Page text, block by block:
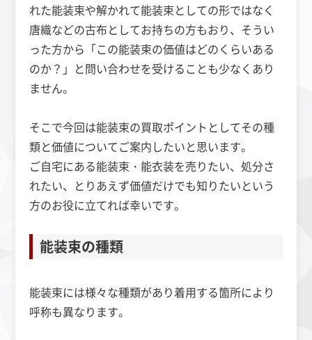
れた能装束や解かれて能装束としての形ではなく
唐織などの古布としてお持ちの方もおり、そうい
った方から「この能装束の価値はどのくらいある
のか？」と問い合わせを受けることも少なくあり
ません。
そこで今回は能装束の買取ポイントとしてその種
類と価値についてご案内したいと思います。
ご自宅にある能装束・能衣装を売りたい、処分さ
れたい、とりあえず価値だけでも知りたいという
方のお役に立てれば幸いです。
能装束の種類
能装束には様々な種類があり着用する箇所により
呼称も異なります。